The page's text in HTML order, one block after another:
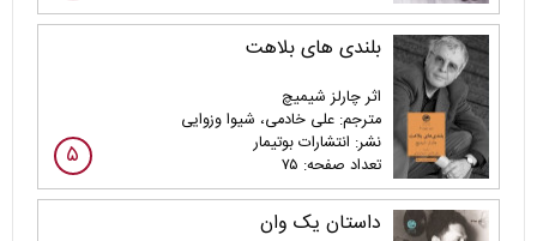
بلندی های بلاهت
اثر چارلز شیمیچ
مترجم: علی خادمی، شیوا وزوایی
نشر: انتشارات بوتیمار
تعداد صفحه: ۷۵
۵
داستان یک وان